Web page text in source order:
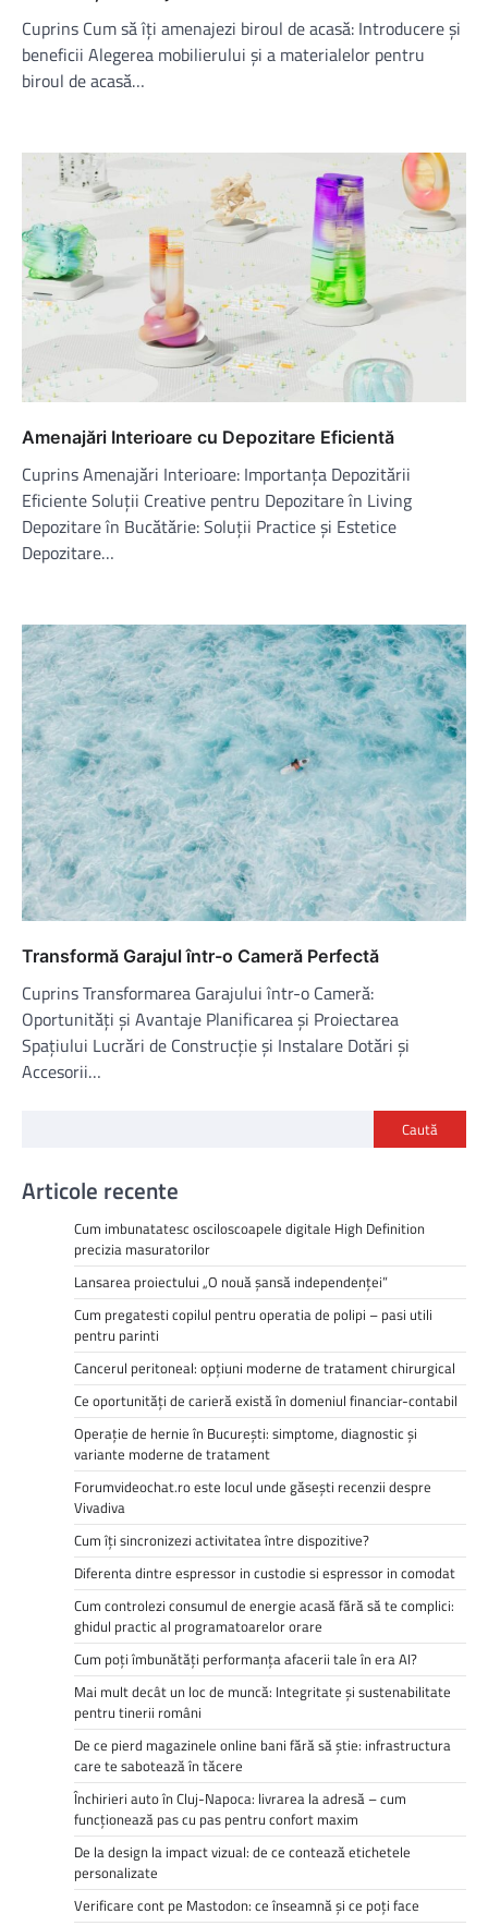
Cuprins Cum să îți amenajezi biroul de acasă: Introducere și
beneficii Alegerea mobilierului și a materialelor pentru
biroul de acasă…
Amenajări Interioare cu Depozitare Eficientă
Cuprins Amenajări Interioare: Importanța Depozitării
Eficiente Soluții Creative pentru Depozitare în Living
Depozitare în Bucătărie: Soluții Practice și Estetice
Depozitare…
Transformă Garajul într-o Cameră Perfectă
Cuprins Transformarea Garajului într-o Cameră:
Oportunități și Avantaje Planificarea și Proiectarea
Spațiului Lucrări de Construcție și Instalare Dotări și
Accesorii…
Caută
Articole recente
Cum imbunatatesc osciloscoapele digitale High Definition
precizia masuratorilor
Lansarea proiectului „O nouă șansă independenței”
Cum pregatesti copilul pentru operatia de polipi – pasi utili
pentru parinti
Cancerul peritoneal: opțiuni moderne de tratament chirurgical
Ce oportunități de carieră există în domeniul financiar-contabil
Operație de hernie în București: simptome, diagnostic și
variante moderne de tratament
Forumvideochat.ro este locul unde găsești recenzii despre
Vivadiva
Cum îți sincronizezi activitatea între dispozitive?
Diferenta dintre espressor in custodie si espressor in comodat
Cum controlezi consumul de energie acasă fără să te complici:
ghidul practic al programatoarelor orare
Cum poți îmbunătăți performanța afacerii tale în era AI?
Mai mult decât un loc de muncă: Integritate și sustenabilitate
pentru tinerii români
De ce pierd magazinele online bani fără să știe: infrastructura
care te sabotează în tăcere
Închirieri auto în Cluj-Napoca: livrarea la adresă – cum
funcționează pas cu pas pentru confort maxim
De la design la impact vizual: de ce contează etichetele
personalizate
Verificare cont pe Mastodon: ce înseamnă și ce poți face